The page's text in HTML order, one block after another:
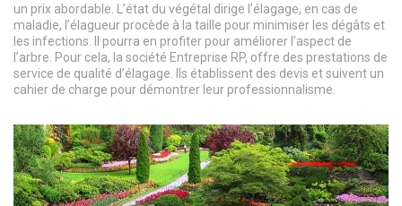
un prix abordable. L’état du végétal dirige l’élagage, en cas de
maladie, l’élagueur procède à la taille pour minimiser les dégâts et
les infections. Il pourra en profiter pour améliorer l’aspect de
l’arbre. Pour cela, la société Entreprise RP, offre des prestations de
service de qualité d’élagage. Ils établissent des devis et suivent un
cahier de charge pour démontrer leur professionnalisme.